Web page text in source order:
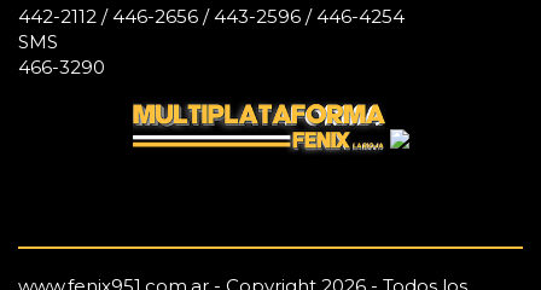
442-2112 / 446-2656 / 443-2596 / 446-4254
SMS
466-3290